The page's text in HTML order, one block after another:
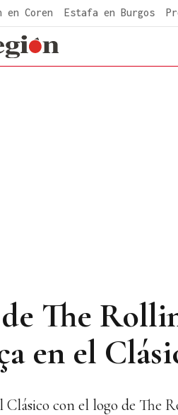
en Coren Estafa en Burgos
The
en el
Clásico con el logo de The